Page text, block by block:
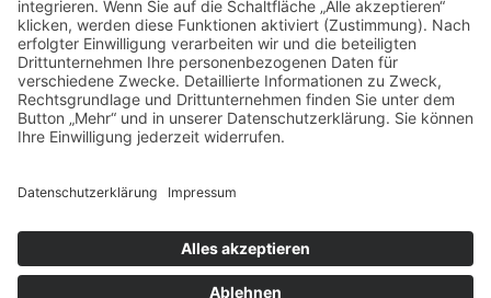
Servicetechniker
Geschäftskundenservice
Tarifcheck
Speedtest
Rechtliches